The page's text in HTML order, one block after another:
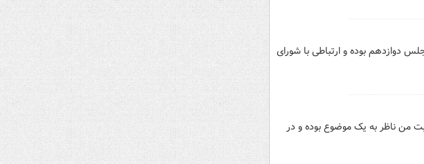
دوازدهم بوده و ارتباطی با شورای
من ناظر به یک موضوع بوده و در